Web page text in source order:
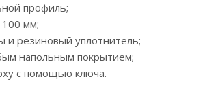
профиль;
100 мм;
и резиновый уплотнитель;
напольным покрытием;
с помощью ключа.